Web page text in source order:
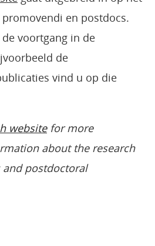
en postdocs.
voortgang in de
de
vind u op die
websitefor more
about the research
and postdoctoral